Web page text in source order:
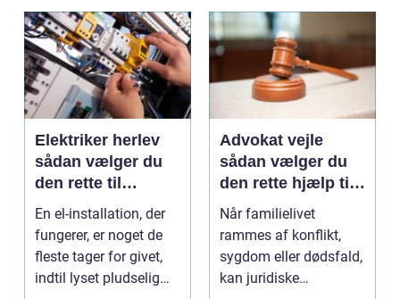
Elektriker herlev
sådan vælger du
den rette til
opgaven
En el-installation, der
fungerer, er noget de
fleste tager for givet,
indtil lyset pludselig
Advokat vejle
sådan vælger du
den rette hjælp til
familien
Når familielivet
rammes af konflikt,
sygdom eller dødsfald,
kan juridiske